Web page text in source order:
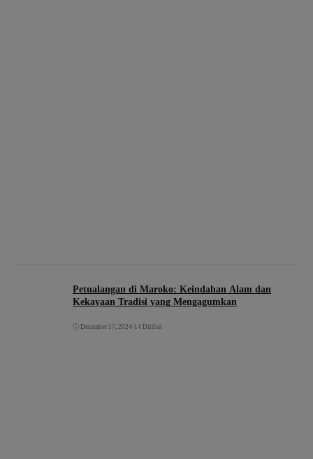
Petualangan di Maroko: Keindahan Alam dan
Kekayaan Tradisi yang Mengagumkan
Desember 17, 2024 • 14 Dilihat